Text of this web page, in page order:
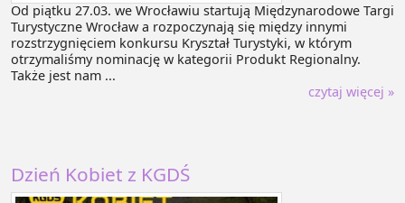
Od piątku 27.03. we Wrocławiu startują Międzynarodowe Targi
Turystyczne Wrocław a rozpoczynają się między innymi
rozstrzygnięciem konkursu Kryształ Turystyki, w którym
otrzymaliśmy nominację w kategorii Produkt Regionalny.
Także jest nam ...
czytaj więcej »
Dzień Kobiet z KGDŚ